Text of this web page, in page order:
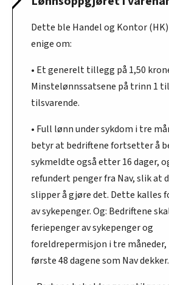
Dette ble Handel og Kontor
enige om:
• Et generelt tillegg på 1,50
Minstelønnssatsene på trinn 1 til
tilsvarende.
• Full lønn under sykdom i tre
betyr at bedriftene fortsetter å
sykmeldte også etter 16 dager,
refundert penger fra Nav, slik at
slipper å gjøre det. Dette kalles
av sykepenger. Og: Bedriftene
feriepenger av sykepenger og
foreldrepermisjon i tre måneder,
første 48 dagene som Nav dekker.